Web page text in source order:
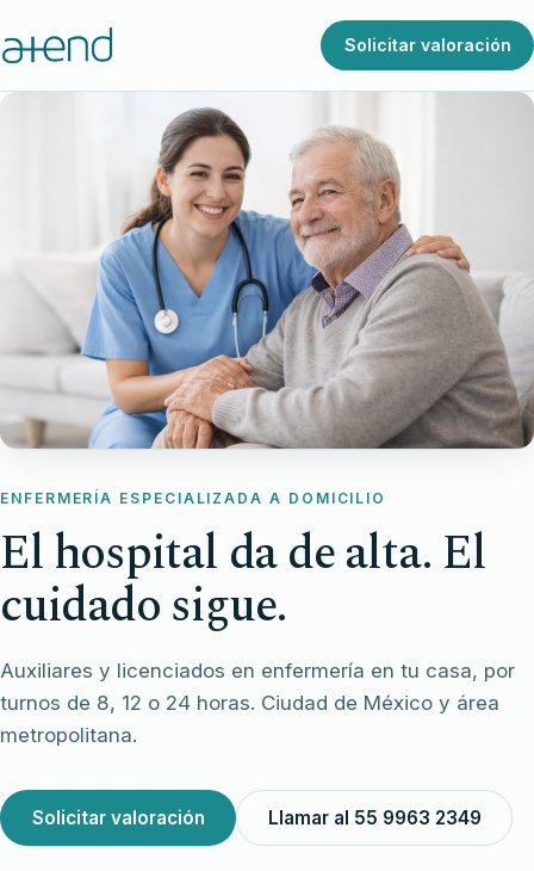
Solicitar valoración
ENFERMERÍA ESPECIALIZADA A DOMICILIO
El hospital da de alta. El
cuidado sigue.
Auxiliares y licenciados en enfermería en tu casa, por
turnos de 8, 12 o 24 horas. Ciudad de México y área
metropolitana.
Solicitar valoración Llamar al 55 9963 2349